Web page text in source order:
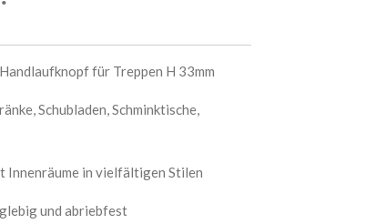
für Treppen H 33mm
Schubladen, Schminktische,
in vielfältigen Stilen
und abriebfest